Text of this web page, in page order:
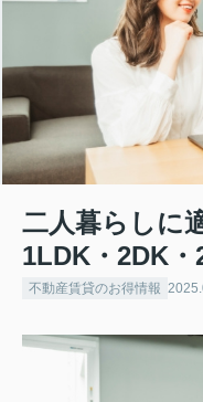
二人暮らしに
1LDK・2DK
不動産賃貸のお得情報